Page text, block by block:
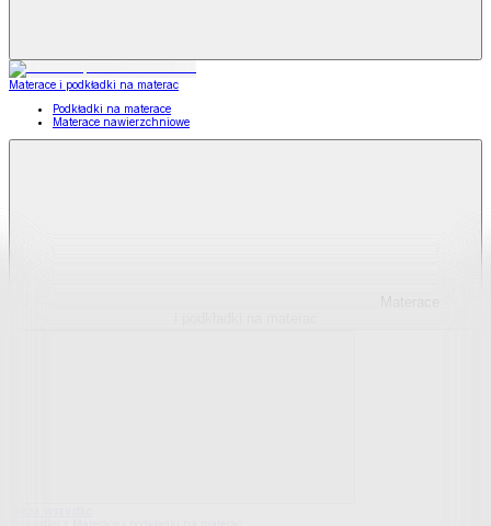
Materace i podkładki na materac
Podkładki na materace
Materace nawierzchniowe